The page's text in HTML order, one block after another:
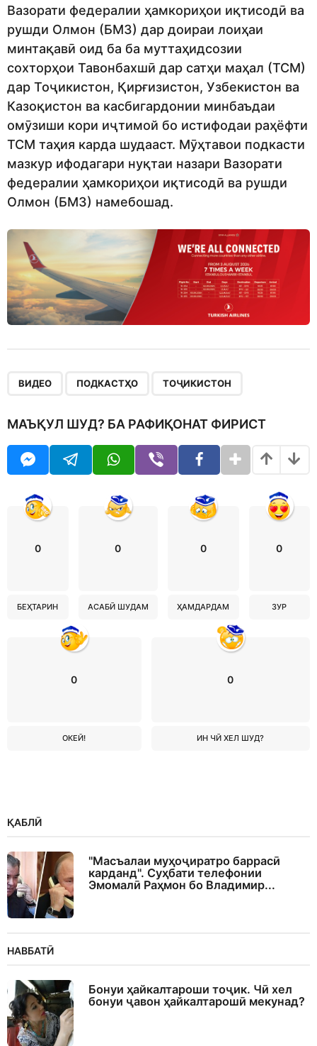
Вазорати федералии ҳамкориҳои иқтисодӣ ва
рушди Олмон (БМЗ) дар доираи лоиҳаи
минтақавӣ оид ба ба муттаҳидсозии
сохторҳои Тавонбахшӣ дар сатҳи маҳал (ТСМ)
дар Тоҷикистон, Қирғизистон, Узбекистон ва
Казоқистон ва касбигардонии минбаъдаи
омӯзиши кори иҷтимой бо истифодаи раҳёфти
ТСМ таҳия карда шудааст. Мӯҳтавои подкасти
мазкур ифодагари нуқтаи назари Вазорати
федералии ҳамкориҳои иқтисодӣ ва рушди
Олмон (БМЗ) намебошад.
ВИДЕО ПОДКАСТҲО ТОҶИКИСТОН
МАЪҚУЛ ШУД? БА РАФИҚОНАТ ФИРИСТ
0
БЕҲТАРИН
0
АСАБӢ ШУДАМ
0
ҲАМДАРДАМ
0
ЗУР
0
ОКЕЙ!
0
ИН ЧӢ ХЕЛ ШУД?
ҚАБЛӢ
"Масъалаи муҳоҷиратро баррасӣ
карданд". Суҳбати телефонии
Эмомалӣ Раҳмон бо Владимир...
НАВБАТӢ
Бонуи ҳайкалтароши тоҷик. Чӣ хел
бонуи ҷавон ҳайкалтарошӣ мекунад?